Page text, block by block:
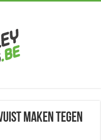
maken tegen